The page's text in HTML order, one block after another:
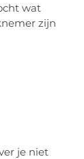
wat
zijn
je niet